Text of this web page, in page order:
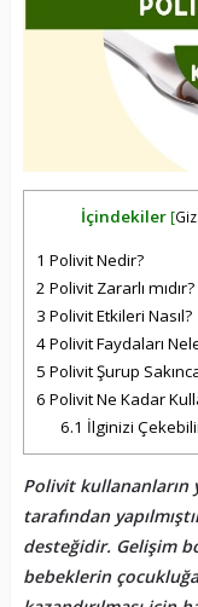
İçindekiler [
1 Polivit Nedir?
2 Polivit Zararlı mıdır?
3 Polivit Etkileri Nasıl?
4Polivit Faydaları
5 Polivit Şurup
6 Polivit Ne Kadar
6.1 İlginizi
Polivit kullananların
tarafından
desteğidir. Gelişim
bebeklerin